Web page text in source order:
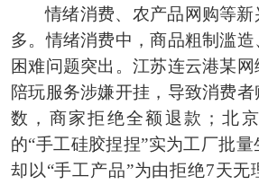
情绪消费、农产品网购等
多。情绪消费中，商品粗制滥
困难问题突出。江苏连云港某
陪玩服务涉嫌开挂，导致消费
数，商家拒绝全额退款；北
的“手工硅胶捏捏”实为工厂批
却以“手工产品”为由拒绝7天无